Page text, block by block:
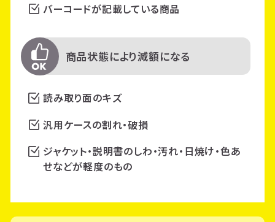
バーコードが記載している商品
商品状態により減額になる
読み取り面のキズ
汎用ケースの割れ・破損
ジャケット・説明書のしわ・汚れ・日焼け・色あ
せなどが軽度のもの